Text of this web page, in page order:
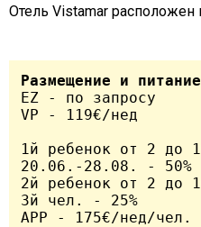
Отель Vistamar расположен
Размещение и питание
EZ - по запросу
VP - 119€/нед
1й ребенок от 2 до
20.06.-28.08. - 50%
2й ребенок от 2 до
3й чел. - 25%
APP - 175€/нед/чел.